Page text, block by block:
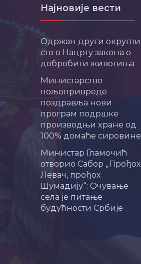
Најновије вести
Одржан други округли
сто о Нацрту закона о
добробити животиња
Министарство
пољопривреде
поздравља нови
програм подршке
производњи хране од
100% домаће сировине
Министар Гламочић
отворио Сабор „Прођох
Левач, прођох
Шумадију“: Очување
села је питање
будућности Србије